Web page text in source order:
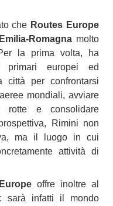
che Routes Europe
Emilia-Romagna molto
la prima volta, ha
primari europei ed
città per confrontarsi
mondiali, avviare
rotte e consolidare
Rimini non
ma il luogo in cui
attività di
offre inoltre al
sarà infatti il mondo